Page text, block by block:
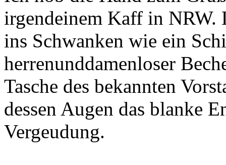
irgendeinem Kaff in NRW.
ins Schwanken wie ein
herrenunddamenloser
Tasche des bekannten
dessen Augen das blanke
Vergeudung.